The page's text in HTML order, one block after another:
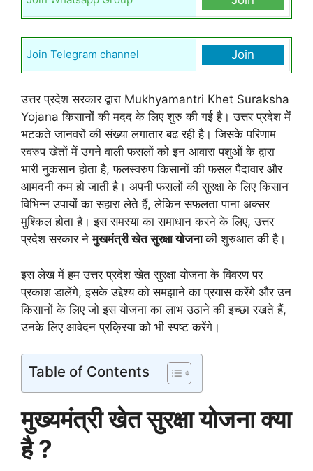
Join Telegram channel Join
उत्तर प्रदेश सरकार द्वारा Mukhyamantri Khet Suraksha
Yojana किसानों की मदद के लिए शुरु की गई है। उत्तर प्रदेश में
भटकते जानवरों की संख्या लगातार बढ रही है। जिसके परिणाम
स्वरुप खेतों में उगने वाली फसलों को इन आवारा पशुओं के द्वारा
भारी नुकसान होता है, फलस्वरुप किसानों की फसल पैदावार और
आमदनी कम हो जाती है। अपनी फसलों की सुरक्षा के लिए किसान
विभिन्न उपायों का सहारा लेते हैं, लेकिन सफलता पाना अक्सर
मुश्किल होता है। इस समस्या का समाधान करने के लिए, उत्तर
प्रदेश सरकार नेमुखमंत्री खेत सुरक्षा योजनाकी शुरुआत की है।
इस लेख में हम उत्तर प्रदेश खेत सुरक्षा योजना के विवरण पर
प्रकाश डालेंगे, इसके उद्देश्य को समझाने का प्रयास करेंगे और उन
किसानों के लिए जो इस योजना का लाभ उठाने की इच्छा रखते हैं,
उनके लिए आवेदन प्रक्रिया को भी स्पष्ट करेंगे।
Table of Contents
मुख्यमंत्री खेत सुरक्षा योजना क्या
है ?